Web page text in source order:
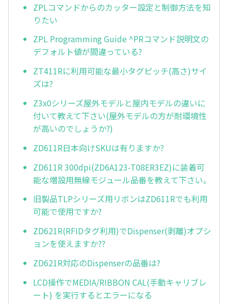
ZPLコマンドからのカッター設定と制御方法を知
りたい
ZPL Programming Guide ^PRコマンド説明文の
デフォルト値が間違っている?
ZT411Rに利用可能な最小タグピッチ(高さ)サイ
ズは?
Z3x0シリーズ屋外モデルと屋内モデルの違いに
付いて教えて下さい(屋外モデルの方が耐環境性
が高いのでしょうか?)
ZD611R日本向けSKUは有りますか?
ZD611R 300dpi(ZD6A123-T08ER3EZ)に装着可
能な増設用無線モジュール品番を教えて下さい。
旧製品TLPシリーズ用リボンはZD611Rでも利用
可能で使用ですか?
ZD621R(RFIDタグ利用)でDispenser(剥離)オプシ
ョンを使えますか??
ZD621R対応のDispenserの品番は?
LCD操作でMEDIA/RIBBON CAL(手動キャリブレ
ート) を実行するとエラーになる